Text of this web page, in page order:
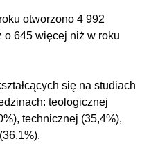
otworzono 4 992
o 645 więcej niż w roku
się na studiach
teologicznej
technicznej (35,4%),